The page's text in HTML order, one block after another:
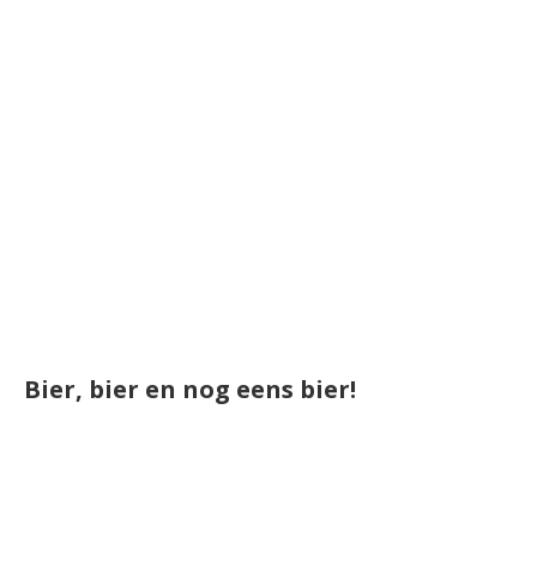
Bier, bier en nog eens bier!